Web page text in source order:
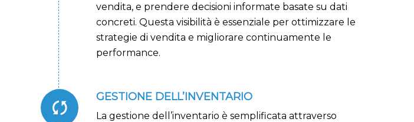
vendita, e prendere decisioni informate basate su dati
concreti. Questa visibilità è essenziale per ottimizzare le
strategie di vendita e migliorare continuamente le
performance.
GESTIONE DELL’INVENTARIO
La gestione dell’inventario è semplificata attraverso